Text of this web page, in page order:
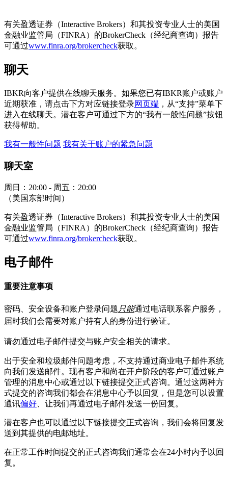
有关盈透证券（Interactive Brokers）和其投资专业人士的美国
金融业监管局（FINRA）的BrokerCheck（经纪商查询）报告
可通过www.finra.org/brokercheck获取。
聊天
IBKR向客户提供在线聊天服务。如果您已有IBKR账户或账户
近期获准，请点击下方对应链接登录网页端 ，从“支持”菜单下
进入在线聊天。潜在客户可通过下方的“我有一般性问题”按钮
获得帮助。
我有一般性问题 我有关于账户的紧急问题
聊天室
周日：20:00 - 周五：20:00
（美国东部时间）
有关盈透证券（Interactive Brokers）和其投资专业人士的美国
金融业监管局（FINRA）的BrokerCheck（经纪商查询）报告
可通过www.finra.org/brokercheck获取。
电子邮件
重要注意事项
密码、安全设备和账户登录问题 只能通过电话联系客户服务，
届时我们会需要对账户持有人的身份进行验证。
请勿通过电子邮件提交与账户安全相关的请求。
出于安全和垃圾邮件问题考虑，不支持通过商业电子邮件系统
向我们发送邮件。现有客户和尚在开户阶段的客户可通过账户
管理的消息中心或通过以下链接提交正式咨询。通过这两种方
式提交的咨询我们都会在消息中心予以回复，但是您可以设置
通讯偏好 、让我们再通过电子邮件发送一份回复。
潜在客户也可以通过以下链接提交正式咨询，我们会将回复发
送到其提供的电邮地址。
在正常工作时间提交的正式咨询我们通常会在24小时内予以回
复。